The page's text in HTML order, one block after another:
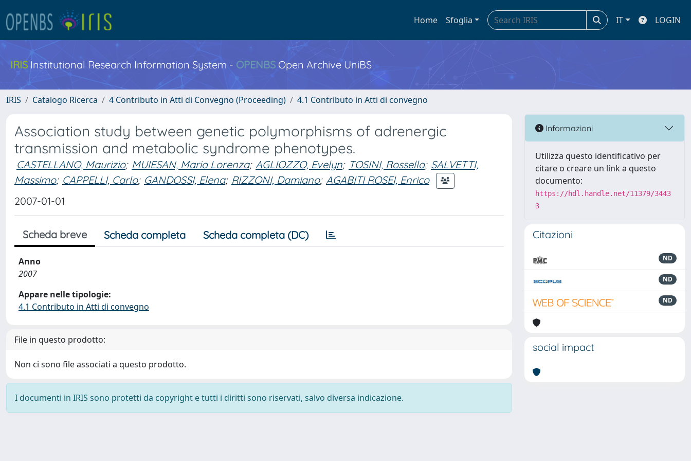
Home Sfoglia IT LOGIN
IRIS Institutional Research Information System - OPENBS Open Archive UniBS
IRIS Catalogo Ricerca 4 Contributo in Atti di Convegno (Proceeding) 4.1 Contributo in Atti di convegno
Association study between genetic polymorphisms of adrenergic
transmission and metabolic syndrome phenotypes.
CASTELLANO, Maurizio; MUIESAN, Maria Lorenza; AGLIOZZO, Evelyn; TOSINI, Rossella; SALVETTI,
Massimo; CAPPELLI, Carlo; GANDOSSI, Elena; RIZZONI, Damiano; AGABITI ROSEI, Enrico
2007-01-01
Scheda breve Scheda completa Scheda completa (DC)
Anno
2007
Appare nelle tipologie:
4.1 Contributo in Atti di convegno
File in questo prodotto:
Non ci sono file associati a questo prodotto.
I documenti in IRIS sono protetti da copyright e tutti i diritti sono riservati, salvo diversa indicazione.
Informazioni
Utilizza questo identificativo per
citare o creare un link a questo
documento:
https://hdl.handle.net/11379/3443
3
Citazioni
ND
ND
ND
social impact